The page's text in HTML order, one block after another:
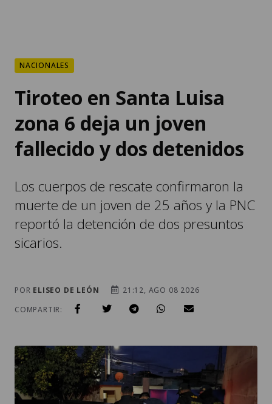
NACIONALES
Tiroteo en Santa Luisa
zona 6 deja un joven
fallecido y dos detenidos
Los cuerpos de rescate confirmaron la
muerte de un joven de 25 años y la PNC
reportó la detención de dos presuntos
sicarios.
POR ELISEO DE LEÓN
21:12, AGO 08 2026
COMPARTIR: